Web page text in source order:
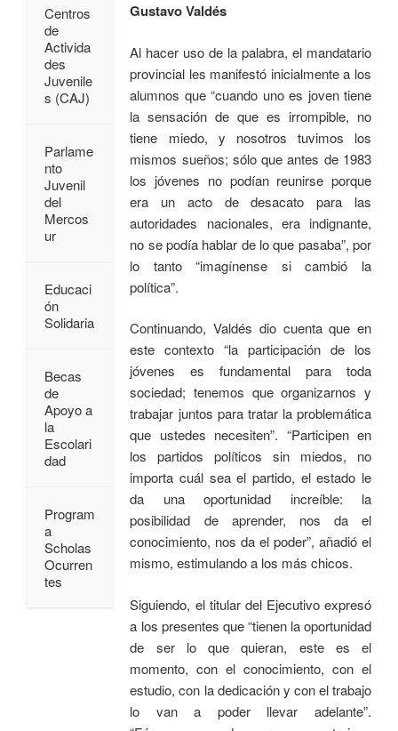
Gustavo Valdés
Al hacer uso de la palabra, el mandatario
provincial les manifestó inicialmente a los
alumnos que “cuando uno es joven tiene
la sensación de que es irrompible, no
tiene miedo, y nosotros tuvimos los
mismos sueños; sólo que antes de 1983
los jóvenes no podían reunirse porque
era un acto de desacato para las
autoridades nacionales, era indignante,
no se podía hablar de lo que pasaba”, por
lo tanto “imagínense si cambió la
política”.
Continuando, Valdés dio cuenta que en
este contexto “la participación de los
jóvenes es fundamental para toda
sociedad; tenemos que organizarnos y
trabajar juntos para tratar la problemática
que ustedes necesiten”. “Participen en
los partidos políticos sin miedos, no
importa cuál sea el partido, el estado le
da una oportunidad increíble: la
posibilidad de aprender, nos da el
conocimiento, nos da el poder”, añadió el
mismo, estimulando a los más chicos.
Siguiendo, el titular del Ejecutivo expresó
a los presentes que “tienen la oportunidad
de ser lo que quieran, este es el
momento, con el conocimiento, con el
estudio, con la dedicación y con el trabajo
lo van a poder llevar adelante”.
Centros
de
Activida
des
Juvenile
s (CAJ)
Parlame
nto
Juvenil
del
Mercos
ur
Educaci
ón
Solidaria
Becas
de
Apoyo a
la
Escolari
dad
Program
a
Scholas
Ocurren
tes